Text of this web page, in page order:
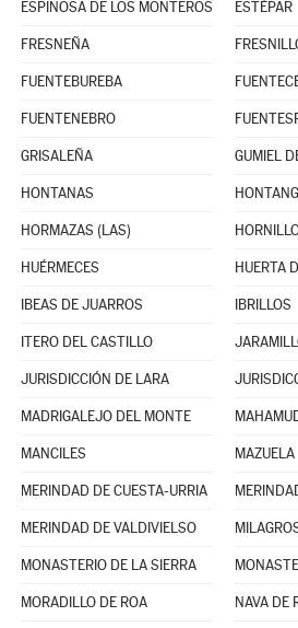
ESPINOSA DE LOS MONTEROS ESTÉPAR
FRESNEÑA
FUENTEBUREBA
FUENTENEBRO
GRISALEÑA GUMIEL
HONTANAS
HORMAZAS (LAS)
HUÉRMECES HUERTA
IBEAS DE JUARROS IBRILLOS
ITERO DEL CASTILLO
JURISDICCIÓN DE LARA
MADRIGALEJO DEL MONTE
MANCILES MAZUELA
MERINDAD DE CUESTA-URRIA
MERINDAD DE VALDIVIELSO
MONASTERIO DE LA SIERRA
MORADILLO DE ROA NAVA DE